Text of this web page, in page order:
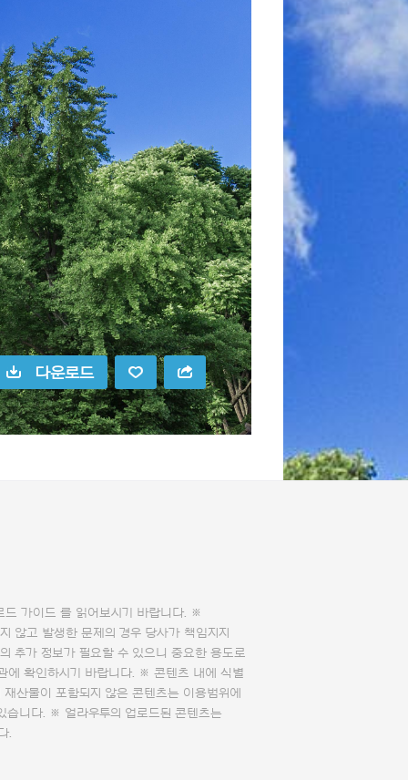
다운로드
드 가이드 를 읽어보시기 바랍니다. ※
않고 발생한 문제의 경우 당사가 책임지지
추가 정보가 필요할 수 있으니 중요한 용도로
에 확인하시기 바랍니다. ※ 콘텐츠 내에 식별
산물이 포함되지 않은 콘텐츠는 이용범위에
습니다. ※ 얼라우투의 업로드된 콘텐츠는
.